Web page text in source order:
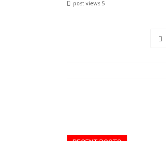
post views 5